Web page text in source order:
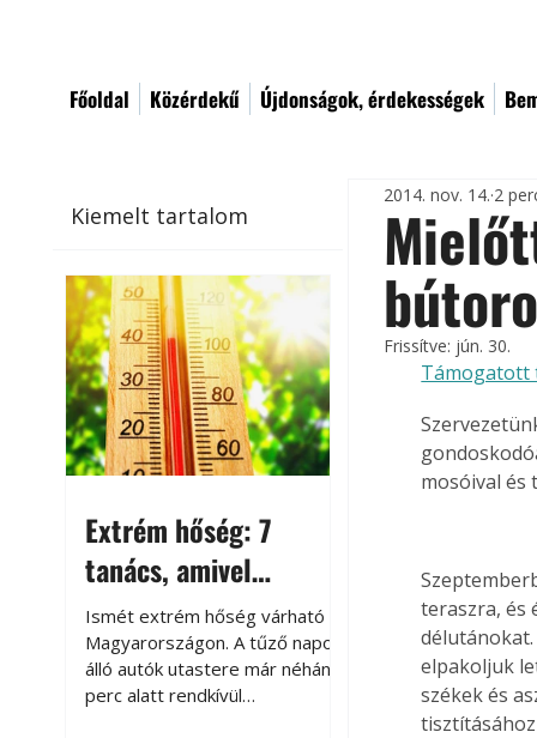
Főoldal Közérdekű Újdonságok, érdekességek
Kiemelt tartalom
Extrém hőség: 7
tanács, amivel
megóvhatjuk
autónkat a nyári
károktól
Ismét extrém hőség várható
Magyarországon. A tűző napon
álló autók utastere már néhány
perc alatt rendkívül
2014. nov. 14. 2
Frissítve: jún. 30.
Támogatott
mosóival és
teraszra, és
elpakoljuk
székek és